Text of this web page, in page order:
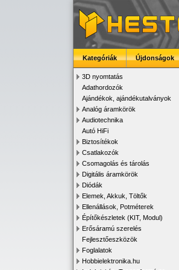
Kategóriák Újdonságok
3D nyomtatás
Adathordozók
Ajándékok, ajándékutalványok
Analóg áramkörök
Audiotechnika
Autó HiFi
Biztosítékok
Csatlakozók
Csomagolás és tárolás
Digitális áramkörök
Diódák
Elemek, Akkuk, Töltők
Ellenállások, Potméterek
Építőkészletek (KIT, Modul)
Erősáramú szerelés
Fejlesztőeszközök
Foglalatok
Hobbielektronika.hu